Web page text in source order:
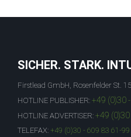
SICHER. STARK.
Firstlead GmbH, Rosenfelder St.
HOTLINE PUBLISHER: +49 (0)30
HOTLINE ADVERTISER: +49
TELEFAX: +49 (0)30 - 609 83 61-99